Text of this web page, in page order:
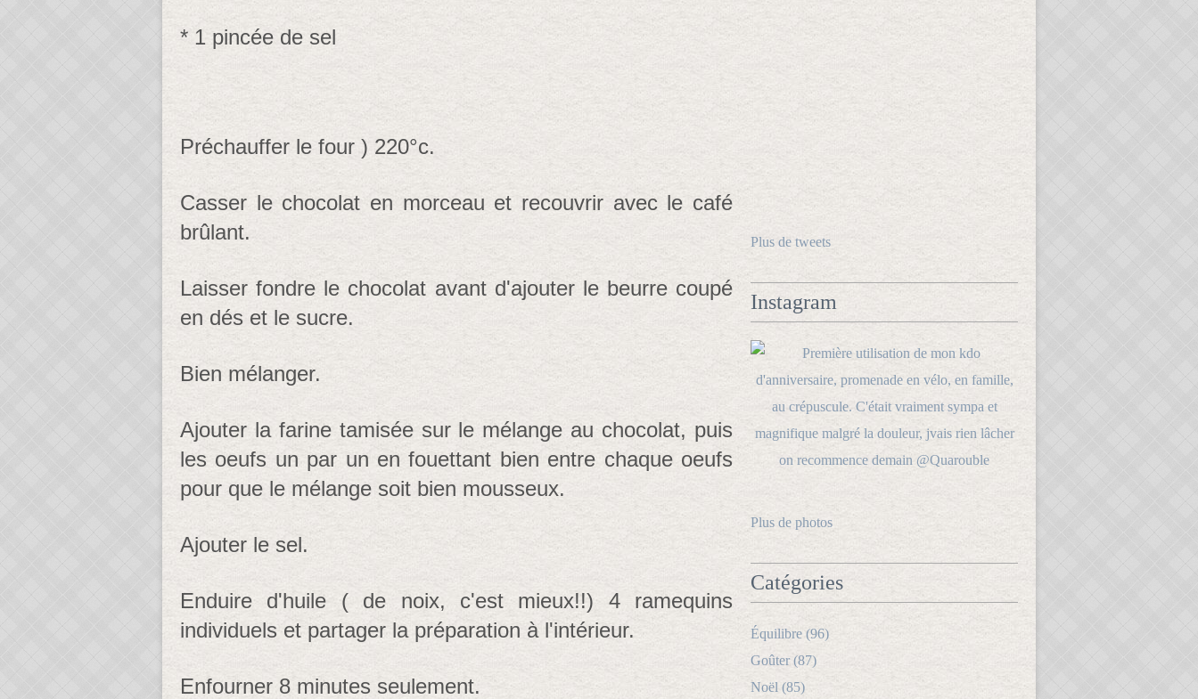
* 1 pincée de sel
Préchauffer le four ) 220°c.
Casser le chocolat en morceau et recouvrir avec le café
brûlant.
Laisser fondre le chocolat avant d'ajouter le beurre coupé
en dés et le sucre.
Bien mélanger.
Ajouter la farine tamisée sur le mélange au chocolat, puis
les oeufs un par un en fouettant bien entre chaque oeufs
pour que le mélange soit bien mousseux.
Ajouter le sel.
Enduire d'huile ( de noix, c'est mieux!!) 4 ramequins
individuels et partager la préparation à l'intérieur.
Enfourner 8 minutes seulement.
Plus de tweets
Instagram
Plus de photos
Catégories
Équilibre (96)
Goûter (87)
Noël (85)